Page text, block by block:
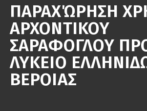
ΠΑΡΑΧΏΡΗΣΗ
ΑΡΧΟΝΤΙΚΟΥ
ΣΑΡΑΦΟΓΛΟΥ
ΛΥΚΕΙΟ
ΒΕΡΟΙΑΣ